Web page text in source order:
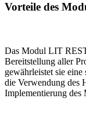
Vorteile des
Das Modul LIT
Bereitstellung aller
gewährleistet sie
die Verwendung des
Implementierung